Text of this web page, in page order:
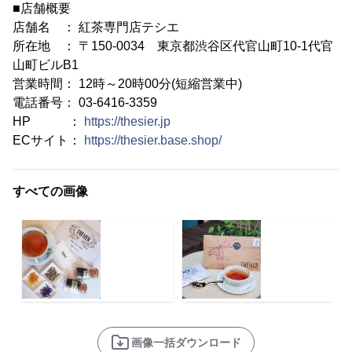
■店舗概要
店舗名 ： 紅茶専門店テシエ
所在地 ： 〒150-0034 東京都渋谷区代官山町10-1代官
山町ビルB1
営業時間： 12時～20時00分(短縮営業中)
電話番号： 03-6416-3359
HP ：
https://thesier.jp
ECサイト：
https://thesier.base.shop/
すべての画像
画像一括ダウンロード